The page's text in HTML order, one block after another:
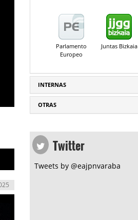
Parlamento
Europeo
Juntas Bizkaia
INTERNAS
OTRAS
Twitter
Tweets by @eajpnvaraba